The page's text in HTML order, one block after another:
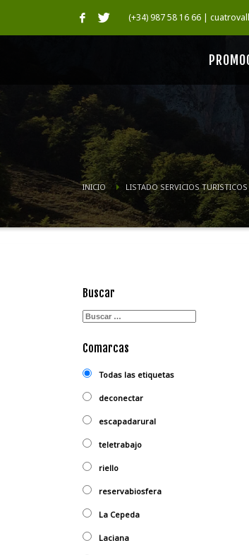
(+34) 987 58 16 66 |
INICIO LISTADO SERVICIOS TURISTICOS
Buscar
Comarcas
Todas las etiquetas
deconectar
escapadarural
teletrabajo
riello
reservabiosfera
La Cepeda
Laciana